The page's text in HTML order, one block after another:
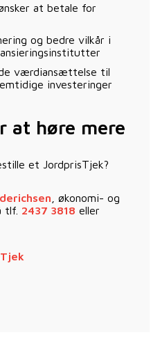
at betale for
og bedre vilkår i
værdiansættelse til
investeringer
at høre mere
et JordprisTjek?
, økonomi- og
tlf. 2437 3818 eller